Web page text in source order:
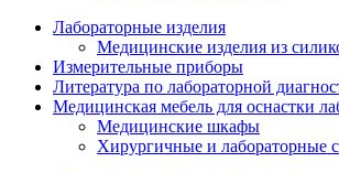
Лабораторные изделия
Медицинские изделия из
Измерительные приборы
Литература по лабораторной
Медицинская мебель для оснастки
Медицинские шкафы
Хирургичные и лабораторные